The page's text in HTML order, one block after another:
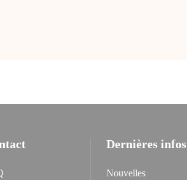
Dernières infos
Nouvelles